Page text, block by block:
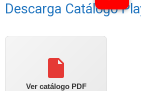
Descarga Catálogo
Ver catálogo PDF